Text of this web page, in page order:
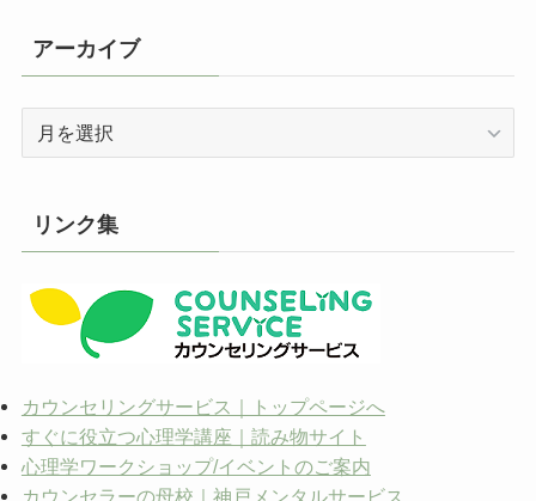
アーカイブ
イ
リンク集
カウンセリングサービス｜トップページへ
すぐに役立つ心理学講座｜読み物サイト
心理学ワークショップ/イベントのご案内
カウンセラーの母校｜神戸メンタルサービス